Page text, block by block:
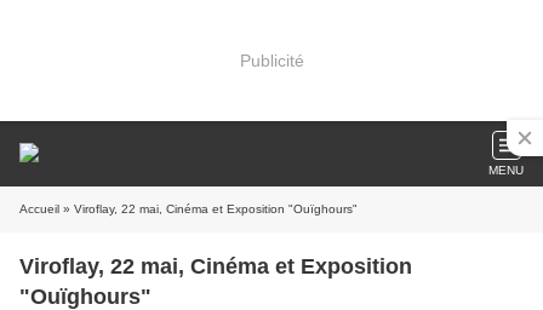
Publicité
MENU
Accueil » Viroflay, 22 mai, Cinéma et Exposition "Ouïghours"
Viroflay, 22 mai, Cinéma et Exposition
"Ouïghours"